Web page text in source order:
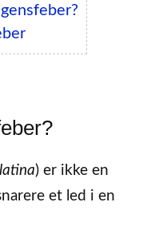
) er ikke en
et led i en